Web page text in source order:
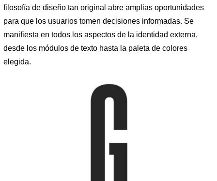
filosofía de diseño tan original abre amplias oportunidades
para que los usuarios tomen decisiones informadas. Se
manifiesta en todos los aspectos de la identidad externa,
desde los módulos de texto hasta la paleta de colores
elegida.